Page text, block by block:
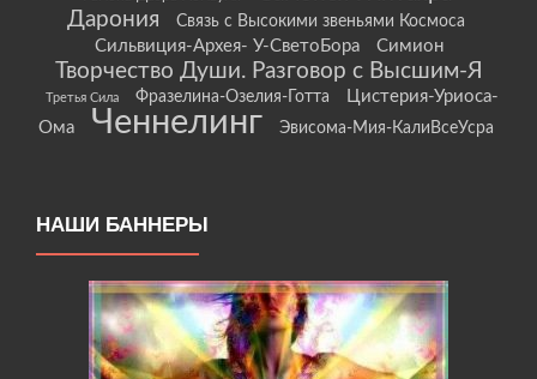
Дарония
Связь с Высокими звеньями Космоса
Сильвиция-Архея- У-СветоБора Симион
Творчество Души. Разговор с Высшим-Я
Третья Сила Фразелина-Озелия-Готта
Цистерия-Уриоса-
Ома
Ченнелинг Эвисома-Мия-КалиВсеУсра
НАШИ БАННЕРЫ